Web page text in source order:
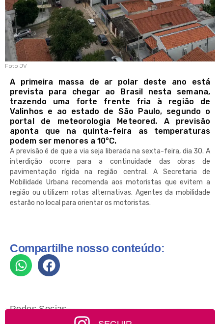
Foto JV
A primeira massa de ar polar deste ano está
prevista para chegar ao Brasil nesta semana,
trazendo uma forte frente fria à região de
Valinhos e ao estado de São Paulo, segundo o
portal de meteorologia Meteored. A previsão
aponta que na quinta-feira as temperaturas
podem ser menores a 10°C.
A previsão é de que a via seja liberada na sexta-feira, dia 30. A
interdição ocorre para a continuidade das obras de
pavimentação rígida na região central. A Secretaria de
Mobilidade Urbana recomenda aos motoristas que evitem a
região ou utilizem rotas alternativas. Agentes da mobilidade
estarão no local para orientar os motoristas.
Compartilhe nosso conteúdo:
Redes Socias